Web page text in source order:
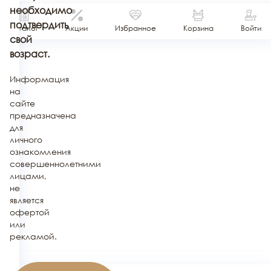
Каталог Акции Избранное Корзина Войти
необходимо
подтвердить
свой
возраст.
Информация
на
сайте
предназначена
для
личного
ознакомления
совершеннолетними
лицами,
не
является
офертой
или
рекламой.